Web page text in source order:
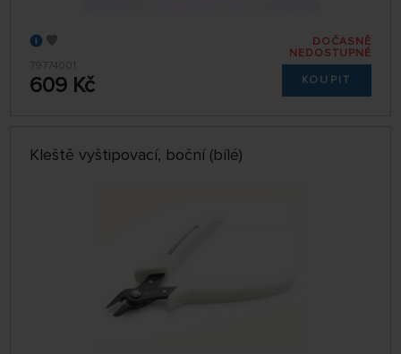
79774001
609 Kč
DOČASNĚ
NEDOSTUPNÉ
KOUPIT
Kleště vyštipovací, boční (bílé)